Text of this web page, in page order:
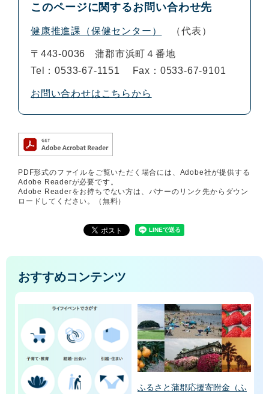
このページに関するお問い合わせ先
健康推進課（保健センター） 代表
〒443-0036
蒲郡市浜町４番地
Tel：0533-67-1151
Fax：0533-67-9101
お問い合わせはこちらから
PDF形式のファイルをご覧いただく場合には、Adobe社が提供する
Adobe Readerが必要です。
Adobe Readerをお持ちでない方は、バナーのリンク先からダウン
ロードしてください。（無料）
おすすめコンテンツ
ふるさと蒲郡応援寄附金（ふ